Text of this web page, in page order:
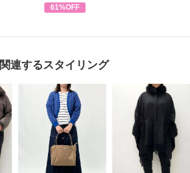
61%OFF
関連するスタイリング